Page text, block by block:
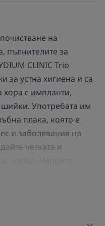
на
пълнителите за
CLINIC Trio
за устна хигиена и са
хора с импланти,
Употребата им
плака, която е
и заболявания на
четката и
на четката,
налепи при